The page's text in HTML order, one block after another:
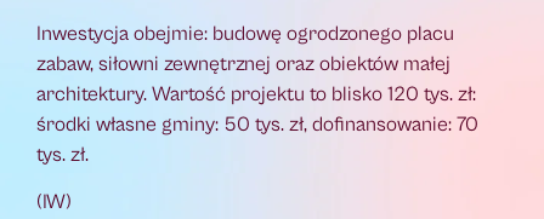
Inwestycja obejmie: budowę ogrodzonego placu
zabaw, siłowni zewnętrznej oraz obiektów małej
architektury. Wartość projektu to blisko 120 tys. zł:
środki własne gminy: 50 tys. zł, dofinansowanie: 70
tys. zł.
(IW)